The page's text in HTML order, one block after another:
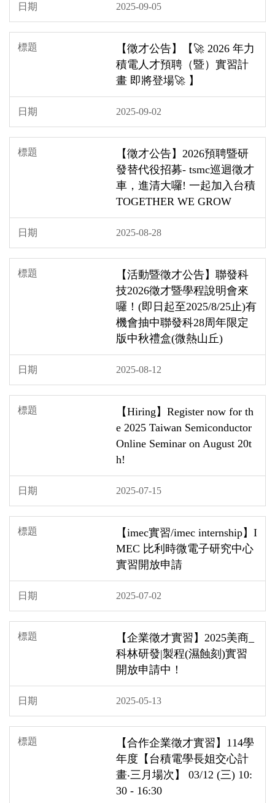
2025-09-05
【徵才公告】【🚀 2026 年力
積電人才預聘（暨）實習計
畫 即將登場🚀 】
2025-09-02
【徵才公告】2026預聘暨研
發替代役招募- tsmc巡迴徵才
車，進清大囉! 一起加入台積
TOGETHER WE GROW
2025-08-28
【活動暨徵才公告】聯發科
技2026徵才暨學程說明會來
囉！(即日起至2025/8/25止)有
機會抽中聯發科28周年限定
版中秋禮盒(微熱山丘)
2025-08-12
【Hiring】Register now for th
e 2025 Taiwan Semiconductor
Online Seminar on August 20t
h!
2025-07-15
【imec實習/imec internship】I
MEC 比利時微電子研究中心
實習開放申請
2025-07-02
【企業徵才實習】2025美商_
科林研發|製程(濕蝕刻)實習
開放申請中！
2025-05-13
【合作企業徵才實習】114學
年度【台積電學長姐交心計
畫‧三月場次】 03/12 (三) 10:
30 - 16:30